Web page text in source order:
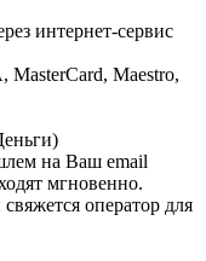
интернет-сервис
MasterСard, Maestro,
на Ваш email
мгновенно.
оператор для